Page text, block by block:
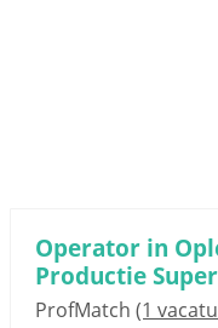
Operator in
Productie
ProfMatch (1